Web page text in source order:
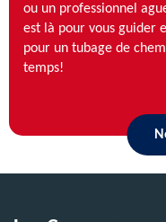
ou un professionnel
est là pour vous guider
pour un tubage de
temps!